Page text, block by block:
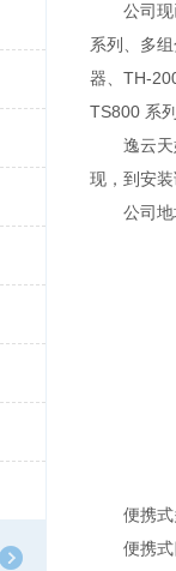
公司现已
系列、多
器、TH-
TS800 系
逸云天始
现，到安
公司地址
便携式
便携式四